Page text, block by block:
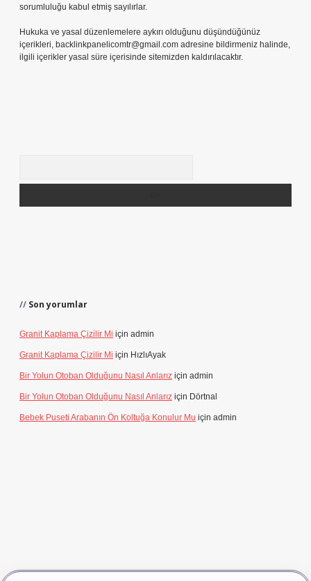
sorumluluğu kabul etmiş sayılırlar.
Hukuka ve yasal düzenlemelere aykırı olduğunu düşündüğünüz
içerikleri, backlinkpanelicomtr@gmail.com adresine bildirmeniz halinde,
ilgili içerikler yasal süre içerisinde sitemizden kaldırılacaktır.
Son yorumlar
Granit Kaplama Çizilir Mi için admin
Granit Kaplama Çizilir Mi için HızlıAyak
Bir Yolun Otoban Olduğunu Nasıl Anlarız için admin
Bir Yolun Otoban Olduğunu Nasıl Anlarız için Dörtnal
Bebek Puseti Arabanın Ön Koltuğa Konulur Mu için admin
girişbetexper